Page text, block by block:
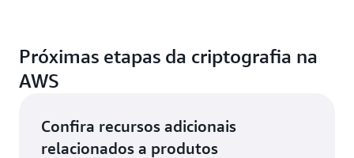
Próximas etapas da criptografia na
AWS
Confira recursos adicionais
relacionados a produtos